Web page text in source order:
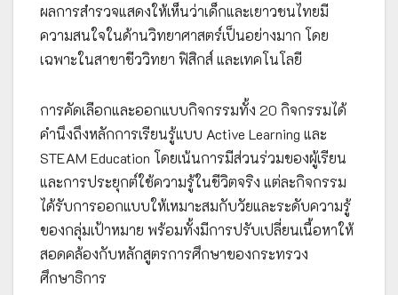
ผลการสำรวจแสดงให้เห็นว่าเด็กและเยาวชนไทยมี
ความสนใจในด้านวิทยาศาสตร์เป็นอย่างมาก โดย
เฉพาะในสาขาชีววิทยา ฟิสิกส์ และเทคโนโลยี
การคัดเลือกและออกแบบกิจกรรมทั้ง 20 กิจกรรมได้
คำนึงถึงหลักการเรียนรู้แบบ Active Learning และ
STEAM Education โดยเน้นการมีส่วนร่วมของผู้เรียน
และการประยุกต์ใช้ความรู้ในชีวิตจริง แต่ละกิจกรรม
ได้รับการออกแบบให้เหมาะสมกับวัยและระดับความรู้
ของกลุ่มเป้าหมาย พร้อมทั้งมีการปรับเปลี่ยนเนื้อหาให้
สอดคล้องกับหลักสูตรการศึกษาของกระทรวง
ศึกษาธิการ